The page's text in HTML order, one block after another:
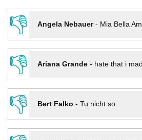
👎 Angela Nebauer- Mia Bella
👎
Ariana Grande- hate that i
👎
Bert Falko - Tu nicht so